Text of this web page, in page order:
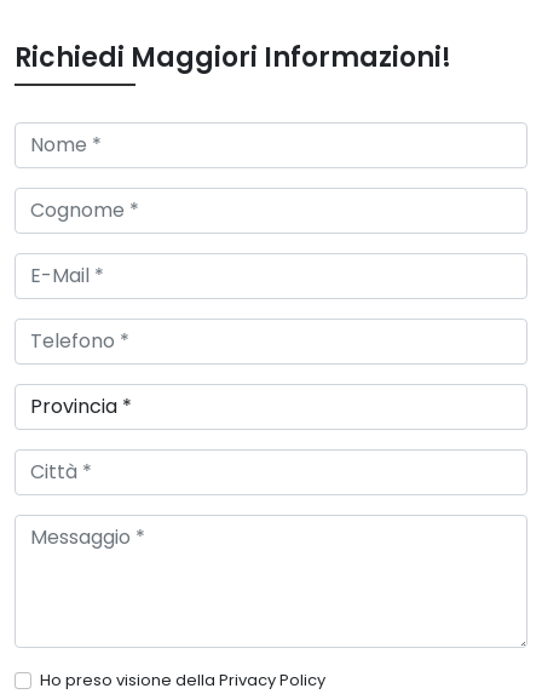
Richiedi Maggiori Informazioni!
Ho preso visione della Privacy Policy